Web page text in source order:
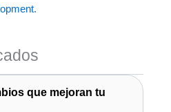
que mejoran tu